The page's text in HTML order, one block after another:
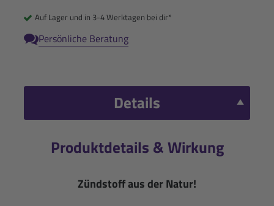
Auf Lager und in 3-4 Werktagen bei dir*
Persönliche Beratung
Details
Produktdetails & Wirkung
Zündstoff aus der Natur!